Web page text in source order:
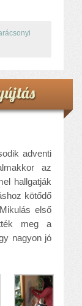
adventi
az
hallgatják
kötődő
első
meg a
nagyon jó